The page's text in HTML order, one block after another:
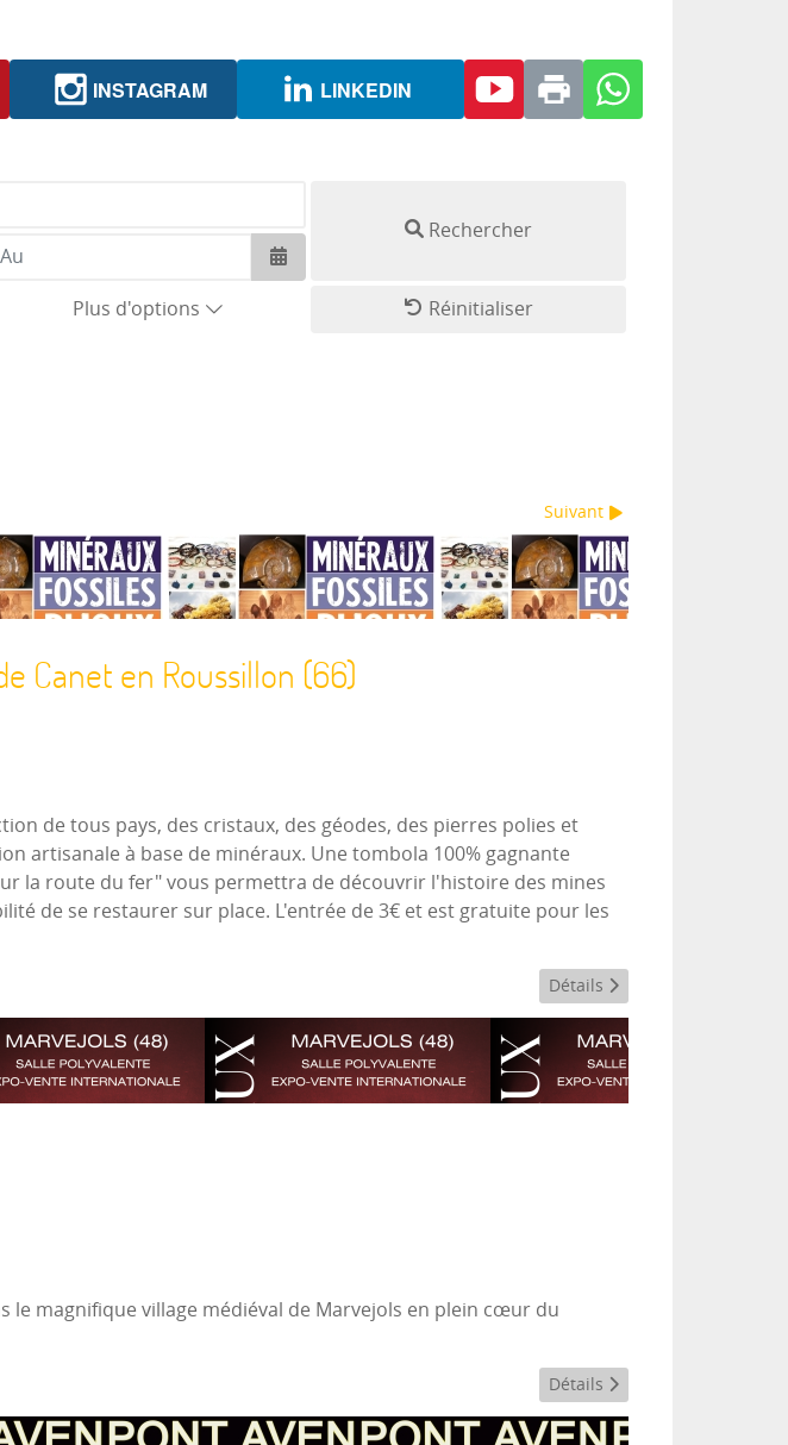
INSTAGRAM LINKEDIN
le calendrier Ouvrir le calendrier
Plus d'options
Rechercher
Réinitialiser
Suivant
Canet en Roussillon (66)
de tous pays, des cristaux, des géodes, des pierres polies et
artisanale à base de minéraux. Une tombola 100% gagnante
la route du fer" vous permettra de découvrir l'histoire des mines
de se restaurer sur place. L'entrée de 3€ et est gratuite pour les
Détails
magnifique village médiéval de Marvejols en plein cœur du
Détails